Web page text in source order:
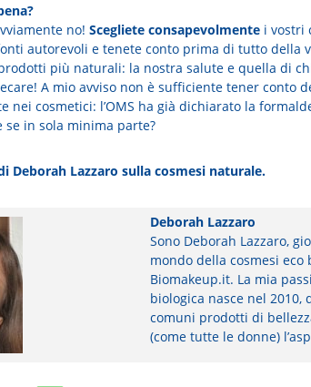
no! Scegliete consapevolmentei vostri
autorevoli e tenete conto prima di tutto della
più naturali: la nostra salute e quella di
A mio avviso non è sufficiente tener conto
nei cosmetici: l’OMS ha già dichiarato la
se in sola minima parte?
Deborah Lazzaro sulla cosmesi naturale.
Deborah Lazzaro
Sono Deborah Lazzaro,
mondo della cosmesi
Biomakeup.it. La mia
biologica nasce nel
comuni prodotti di
(come tutte le donne)